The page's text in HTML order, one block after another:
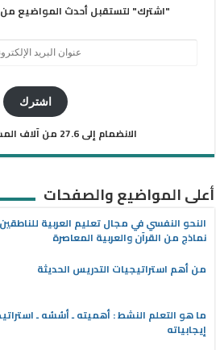
"اشترك" لتستقبل أحدث المواضيع من
اشترك
الانضمام إلى 27.6 من آلاف المشتركين الآخرين
أعلى المواضيع والصفحات
النحو النفسي في مجال تعليم العربية
نماذج من القرآن والعربية المعاصرة
من أهم استراتيجيات التدريس الحديثة
ما هو التعلم النشط : أهميته ـ أسُسُه ـ
إيجابياته